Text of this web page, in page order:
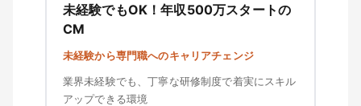
未経験でもOK！年収500万スタートの
CM
未経験から専門職へのキャリアチェンジ
業界未経験でも、丁寧な研修制度で着実にスキル
アップできる環境